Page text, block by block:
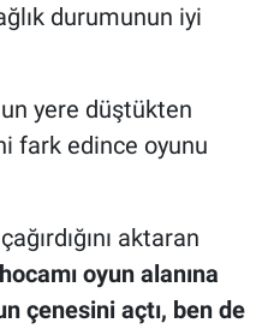
durumunun iyi
yere düştükten
fark edince oyunu
aktaran
oyun alanına
çenesini açtı, ben de